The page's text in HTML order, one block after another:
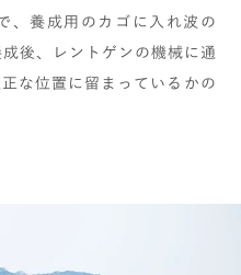
、養成用のカゴに入れ波の
後、レントゲンの機械に通
な位置に留まっているかの